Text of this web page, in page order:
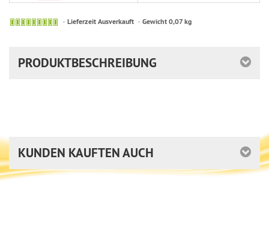
Sofort
Lieferzeit Ausverkauft Gewicht 0,07 kg
PRODUKTBESCHREIBUNG
KUNDEN KAUFTEN AUCH